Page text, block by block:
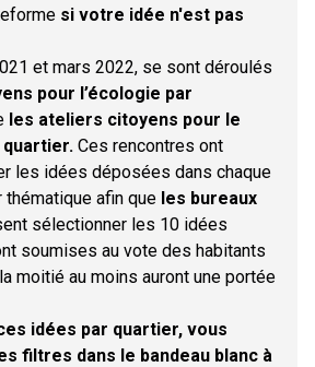
si votre idée n'est pas
et mars 2022, se sont déroulés
pour l’écologie par
les ateliers citoyens pour le
Ces rencontres ont
les idées déposées dans chaque
afin que les bureaux
sélectionner les 10 idées
soumises au vote des habitants
moitié au moins auront une portée
idées par quartier, vous
filtres dans le bandeau blanc à